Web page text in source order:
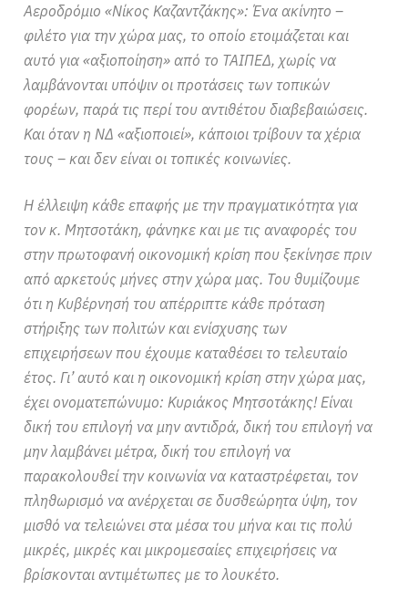
Αεροδρόμιο «Νίκος Καζαντζάκης»: Ένα ακίνητο –
φιλέτο για την χώρα μας, το οποίο ετοιμάζεται και
αυτό για «αξιοποίηση» από το ΤΑΙΠΕΔ, χωρίς να
λαμβάνονται υπόψιν οι προτάσεις των τοπικών
φορέων, παρά τις περί του αντιθέτου διαβεβαιώσεις.
Και όταν η ΝΔ «αξιοποιεί», κάποιοι τρίβουν τα χέρια
τους – και δεν είναι οι τοπικές κοινωνίες.
Η έλλειψη κάθε επαφής με την πραγματικότητα για
τον κ. Μητσοτάκη, φάνηκε και με τις αναφορές του
στην πρωτοφανή οικονομική κρίση που ξεκίνησε πριν
από αρκετούς μήνες στην χώρα μας. Του θυμίζουμε
ότι η Κυβέρνησή του απέρριπτε κάθε πρόταση
στήριξης των πολιτών και ενίσχυσης των
επιχειρήσεων που έχουμε καταθέσει το τελευταίο
έτος. Γι’ αυτό και η οικονομική κρίση στην χώρα μας,
έχει ονοματεπώνυμο: Κυριάκος Μητσοτάκης! Είναι
δική του επιλογή να μην αντιδρά, δική του επιλογή να
μην λαμβάνει μέτρα, δική του επιλογή να
παρακολουθεί την κοινωνία να καταστρέφεται, τον
πληθωρισμό να ανέρχεται σε δυσθεώρητα ύψη, τον
μισθό να τελειώνει στα μέσα του μήνα και τις πολύ
μικρές, μικρές και μικρομεσαίες επιχειρήσεις να
βρίσκονται αντιμέτωπες με το λουκέτο.